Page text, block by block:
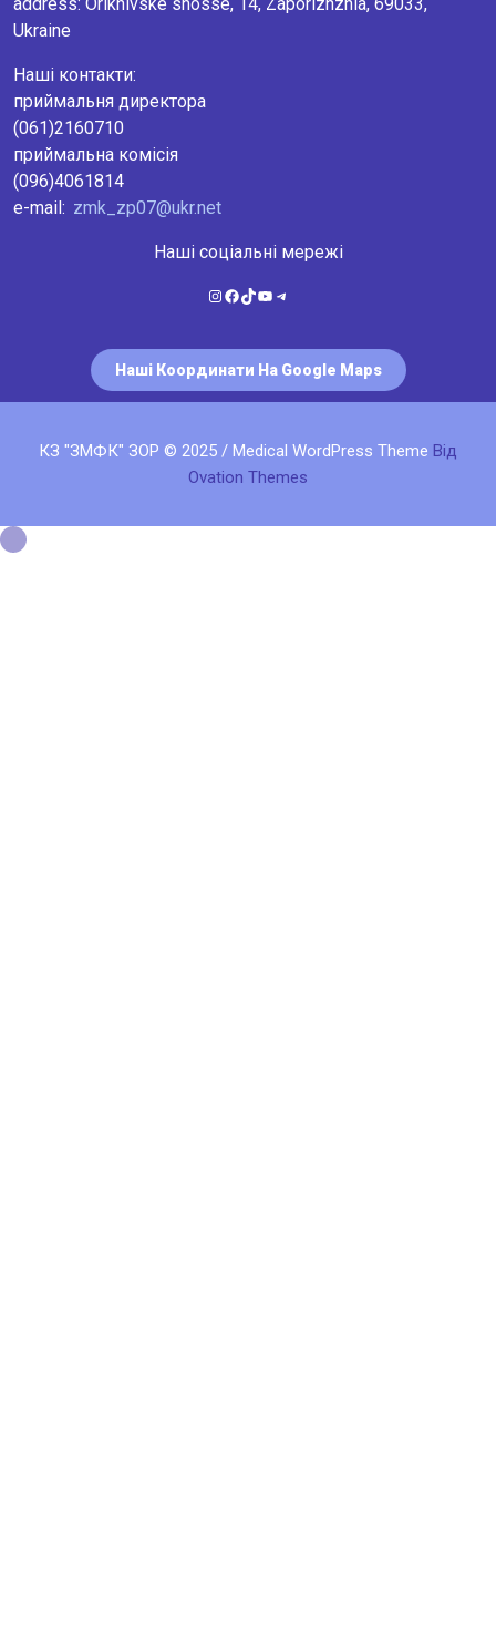
Ukraine
Наші контакти:
приймальня директора
(061)2160710
приймальна комісія
(096)4061814
e-mail: zmk_zp07@ukr.net
Наші соціальні мережі
Instagram
Facebook
TikTok
YouTube
Telegram
Наші Координати На Google Maps
КЗ "ЗМФК" ЗОР © 2025 / Medical WordPress Theme Від
Ovation Themes